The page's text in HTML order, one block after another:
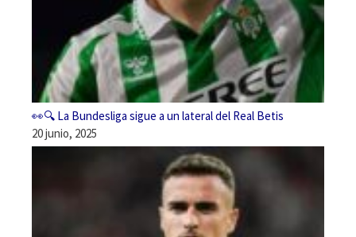
👀🔍 La Bundesliga sigue a un lateral del Real Betis
20 junio, 2025